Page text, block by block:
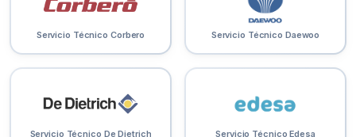
Servicio Técnico Corbero Servicio Técnico Daewoo
Servicio Técnico De Dietrich Servicio Técnico Edesa